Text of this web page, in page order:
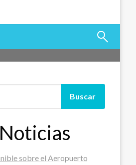
Buscar
sobre el Aeropuerto